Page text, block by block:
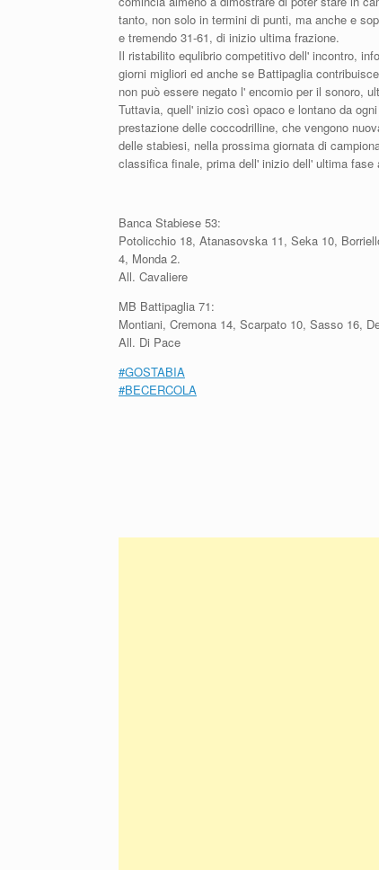
tanto, non solo in termini di punti, ma anche e
e tremendo 31-61, di inizio ultima frazione.
Il ristabilito equlibrio competitivo dell' incontro,
giorni migliori ed anche se Battipaglia
non può essere negato l' encomio per il sonoro,
Tuttavia, quell' inizio così opaco e lontano da
prestazione delle coccodrilline, che vengono
delle stabiesi, nella prossima giornata di
classifica finale, prima dell' inizio dell' ultima fase
Banca Stabiese 53:
Potolicchio 18, Atanasovska 11, Seka 10,
4, Monda 2.
All. Cavaliere
MB Battipaglia 71:
Montiani, Cremona 14, Scarpato 10, Sasso 16,
All. Di Pace
#GOSTABIA
#BECERCOLA